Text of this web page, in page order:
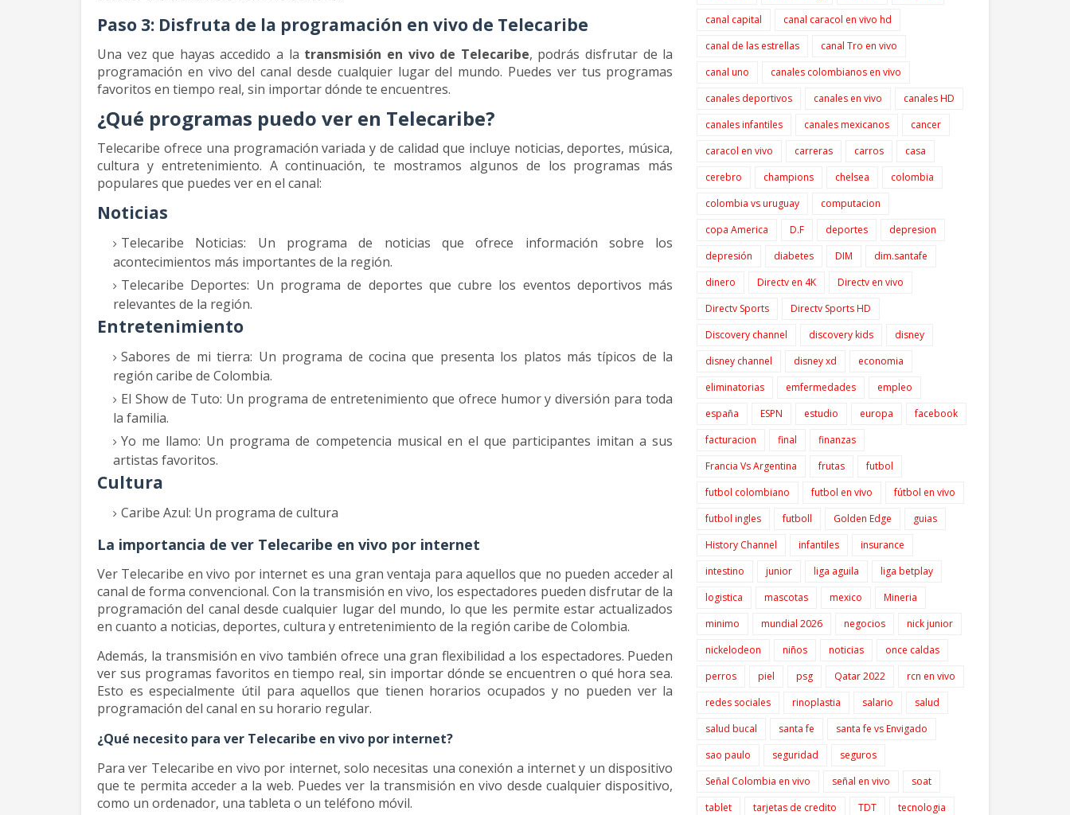
Paso 3: Disfruta de la programación en vivo de Telecaribe
Una vez que hayas accedido a la transmisión en vivo de Telecaribe, podrás disfrutar de la
programación en vivo del canal desde cualquier lugar del mundo. Puedes ver tus programas
favoritos en tiempo real, sin importar dónde te encuentres.
¿Qué programas puedo ver en Telecaribe?
Telecaribe ofrece una programación variada y de calidad que incluye noticias, deportes, música,
cultura y entretenimiento. A continuación, te mostramos algunos de los programas más
populares que puedes ver en el canal:
Noticias
Telecaribe Noticias: Un programa de noticias que ofrece información sobre los
acontecimientos más importantes de la región.
Telecaribe Deportes: Un programa de deportes que cubre los eventos deportivos más
relevantes de la región.
Entretenimiento
Sabores de mi tierra: Un programa de cocina que presenta los platos más típicos de la
región caribe de Colombia.
El Show de Tuto: Un programa de entretenimiento que ofrece humor y diversión para toda
la familia.
Yo me llamo: Un programa de competencia musical en el que participantes imitan a sus
artistas favoritos.
Cultura
Caribe Azul: Un programa de cultura
La importancia de ver Telecaribe en vivo por internet
Ver Telecaribe en vivo por internet es una gran ventaja para aquellos que no pueden acceder al
canal de forma convencional. Con la transmisión en vivo, los espectadores pueden disfrutar de la
programación del canal desde cualquier lugar del mundo, lo que les permite estar actualizados
en cuanto a noticias, deportes, cultura y entretenimiento de la región caribe de Colombia.
Además, la transmisión en vivo también ofrece una gran flexibilidad a los espectadores. Pueden
ver sus programas favoritos en tiempo real, sin importar dónde se encuentren o qué hora sea.
Esto es especialmente útil para aquellos que tienen horarios ocupados y no pueden ver la
programación del canal en su horario regular.
¿Qué necesito para ver Telecaribe en vivo por internet?
Para ver Telecaribe en vivo por internet, solo necesitas una conexión a internet y un dispositivo
que te permita acceder a la web. Puedes ver la transmisión en vivo desde cualquier dispositivo,
como un ordenador, una tableta o un teléfono móvil.
canal capital
canal caracol en vivo hd
canal de las estrellas
canal Tro en vivo
canal uno
canales colombianos en vivo
canales deportivos
canales en vivo
canales HD
canales infantiles
canales mexicanos
cancer
caracol en vivo
carreras carros
casa
cerebro
champions chelsea
colombia
colombia vs uruguay
computacion
copa America
D.F deportes
depresion
depresión
diabetes DIM
dim.santafe
dinero
Directv en 4K
Directv en vivo
Directv Sports
Directv Sports HD
Discovery channel
discovery kids
disney
disney channel
disney xd
economia
eliminatorias
emfermedades
empleo
españa
ESPN estudio europa
facebook
facturacion
final
finanzas
Francia Vs Argentina
frutas
futbol
futbol colombiano
futbol en vivo
fútbol en vivo
futbol ingles
futboll Golden Edge
guias
History Channel
infantiles
insurance
intestino
junior liga aguila
liga betplay
logistica
mascotas mexico
Mineria
minimo
mundial 2026 negocios
nick junior
nickelodeon
niños noticias
once caldas
perros
piel psg Qatar 2022
rcn en vivo
redes sociales
rinoplastia salario
salud
salud bucal
santa fe
santa fe vs Envigado
sao paulo
seguridad
seguros
Señal Colombia en vivo
señal en vivo
soat
tablet
tarjetas de credito TDT
tecnologia